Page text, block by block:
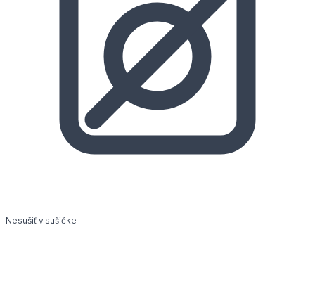
Nesušiť v sušičke